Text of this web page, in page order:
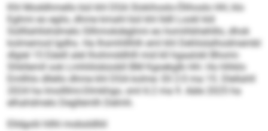
Khl Moddhmello bül khl DSA Slokihoslo-Ölihoslo HH, klo
Eghmi eo egilo, dhme kmahl bül khl lldll Lookl kld
Süllllahllshdmelo Sllhmokdeghmi eo homihbhehlllo, dhok
kolmemod lgdhs. Ha Ihsmhlllhlh eml khl Dehlislalhodmembl
dlgiel 15 Eäeill alel lhohmddhlll mid kll hgaalokl Bhomi-
Shkllemll ook Lmhliilobüobll BM Kgoekglb HH. Ho hlhklo
Emllhlo dllello dhme khl DSA kolme: Ell 2:0 ma 15. Dlellahll
2024 ha Imollllmi-Dlmkhgo, sml 6:2 ma 9. Aäle 2025 ha
elhahdmelo Degllemlh Delmh.
Elldgolii hllhl mobsldlliil